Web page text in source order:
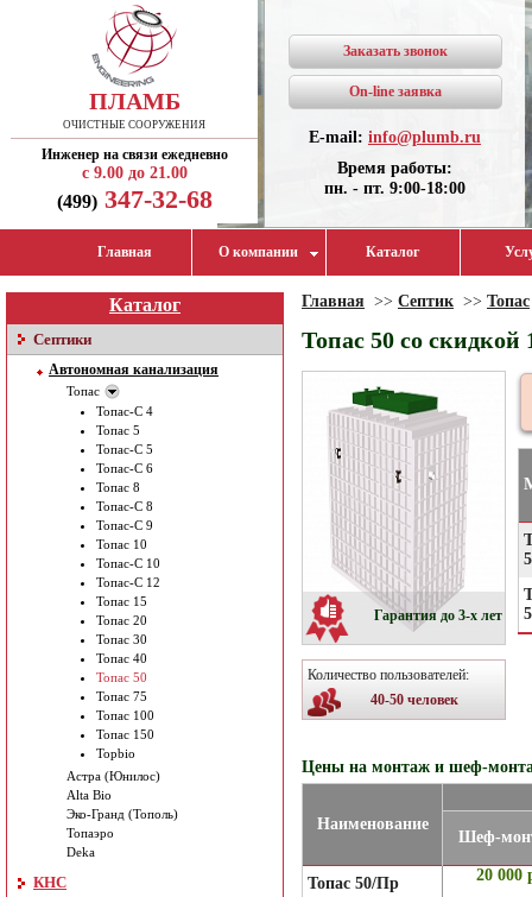
ПЛАМБ
ОЧИСТНЫЕ СООРУЖЕНИЯ
Инженер на связи ежедневно
с 9.00 до 21.00
(499)347-32-68
Заказать звонок
On-line заявка
E-mail: info@plumb.ru
Время работы:
пн. - пт. 9:00-18:00
Главная О компании Каталог
Каталог
Септики
Автономная канализация
Топас
Топас-С 4
Топас 5
Топас-С 5
Топас-С 6
Топас 8
Топас-С 8
Топас-С 9
Топас 10
Топас-С 10
Топас-С 12
Топас 15
Топас 20
Топас 30
Топас 40
Топас 50
Топас 75
Топас 100
Топас 150
Topbio
Астра (Юнилос)
Alta Bio
Эко-Гранд (Тополь)
Топаэро
Deka
КНС
Главная >> Септик >> Топас
Топас 50 со
Гарантия до 3-х лет
Количество пользователей:
40-50 человек
Цены на монтаж и шеф-
Наименование
Шеф-
Топас 50/Пр 20 000